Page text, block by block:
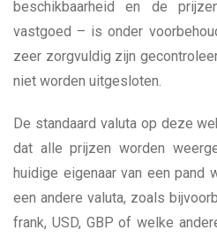
beschikbaarheid en de
vastgoed – is onder
zeer zorgvuldig zijn
niet worden uitgesloten.
De standaard valuta op deze
dat alle prijzen worden
huidige eigenaar van een pand
een andere valuta, zoals
frank, USD, GBP of welke